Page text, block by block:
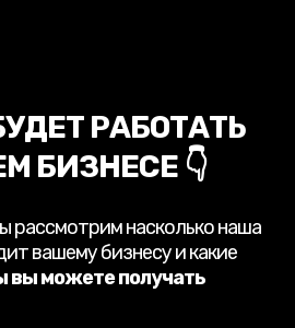
РАБОТАТЬ
БИЗНЕСЕ 👇
рассмотрим насколько наша
вашему бизнесу и какие
вы можете получать